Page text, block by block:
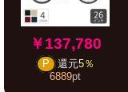
￥137,780
P 還元5％
6889pt